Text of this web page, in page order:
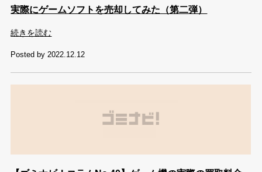
実際にゲームソフトを売却してみた（第二弾）
続きを読む
Posted by 2022.12.12